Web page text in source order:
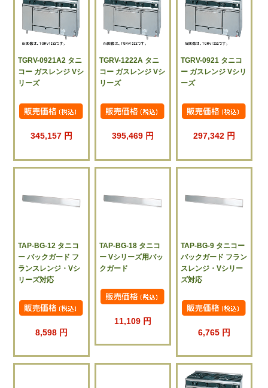
TGRV-0921A2 タニ
コー ガスレンジ Vシ
リーズ
345,157 円
TGRV-1222A タニ
コー ガスレンジ Vシ
リーズ
395,469 円
TGRV-0921 タニコ
ー ガスレンジ Vシリ
ーズ
297,342 円
TAP-BG-12 タニコ
ー バックガード フ
ランスレンジ・Vシ
リーズ対応
8,598 円
TAP-BG-18 タニコ
ー Vシリーズ用バッ
クガード
11,109 円
TAP-BG-9 タニコー
バックガード フラン
スレンジ・Vシリー
ズ対応
6,765 円